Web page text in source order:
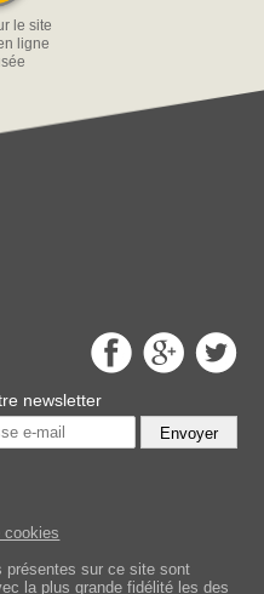
le site
ligne
newsletter
Envoyer
cookies
sur ce site sont
la plus grande fidélité les des